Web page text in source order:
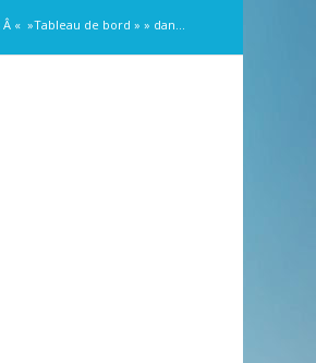
« »Tableau de bord » » dan...